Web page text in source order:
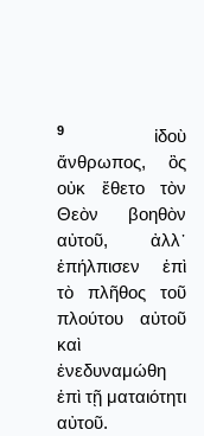
9
ἰδοὺ
ἄνθρωπος, ὃς
οὐκ ἔθετο τὸν
Θεὸν βοηθὸν
αὐτοῦ, ἀλλ᾿
ἐπήλπισεν ἐπὶ
τὸ πλῆθος τοῦ
πλούτου αὐτοῦ
καὶ
ἐνεδυναμώθη
ἐπὶ τῇ ματαιότητι
αὐτοῦ.